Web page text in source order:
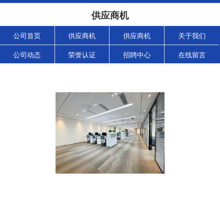
供应商机
公司首页 供应商机 供应商机 关于我们
公司动态 荣誉认证 招聘中心 在线留言